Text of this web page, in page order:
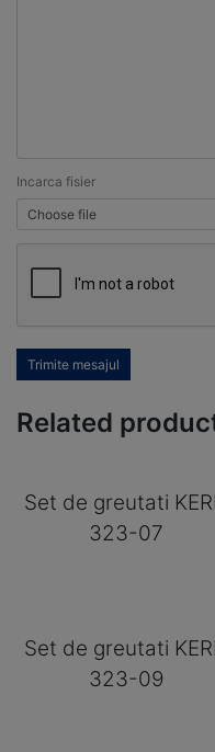
Incarca fisier
Choose file
Trimite mesajul
Related
Set de greutati
323-07
Set de greutati
323-09